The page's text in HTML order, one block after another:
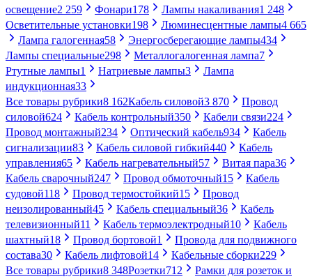
освещение2 259 Фонари178 Лампы накаливания1 248
Осветительные установки198 Люминесцентные лампы4 665
Лампа галогенная58 Энергосберегающие лампы434
Лампы специальные298 Металлогалогенная лампа7
Ртутные лампы1 Натриевые лампы3
Лампа
индукционная33
Все товары рубрики8 162Кабель силовой3 870
Провод
силовой624 Кабель контрольный350 Кабели связи224
Провод монтажный234 Оптический кабель934
Кабель
сигнализации83 Кабель силовой гибкий440
Кабель
управления65 Кабель нагревательный57 Витая пара36
Кабель сварочный247 Провод обмоточный15
Кабель
судовой118 Провод термостойкий15
Провод
неизолированный45 Кабель специальный36
Кабель
телевизионный11 Кабель термоэлектродный10
Кабель
шахтный18 Провод бортовой1
Провода для подвижного
состава30 Кабель лифтовой14 Кабельные сборки229
Все товары рубрики8 348Розетки712
Рамки для розеток и